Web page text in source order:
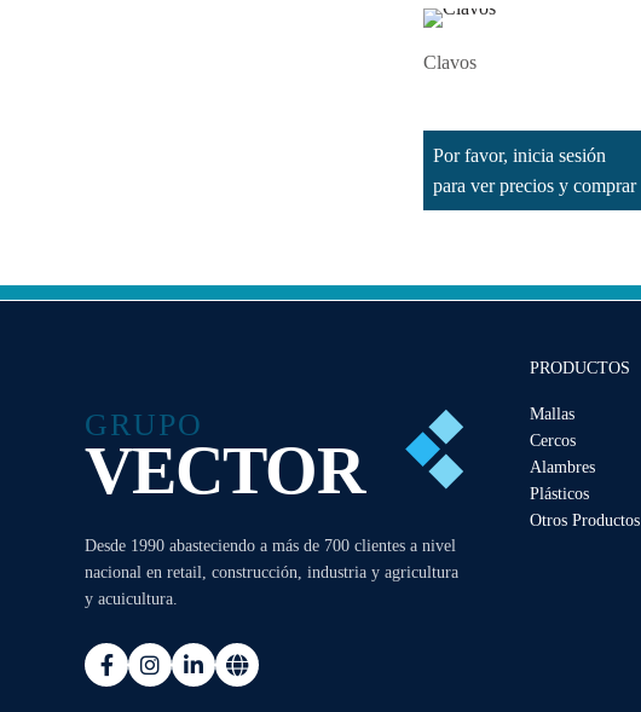
Clavos
Por favor, inicia sesión
para ver precios y comprar
GRUPO
VECTOR
Desde 1990 abasteciendo a más de 700 clientes a nivel
nacional en retail, construcción, industria y agricultura
y acuicultura.
PRODUCTOS
Mallas
Cercos
Alambres
Plásticos
Otros Productos